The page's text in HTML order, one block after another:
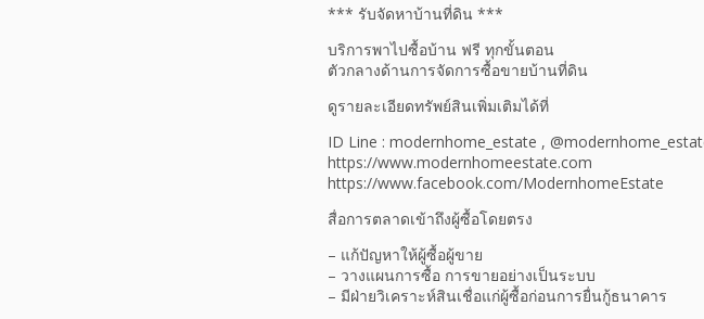
*** รับจัดหาบ้านที่ดิน ***
บริการพาไปซื้อบ้าน ฟรี ทุกขั้นตอน
ตัวกลางด้านการจัดการซื้อขายบ้านที่ดิน
ดูรายละเอียดทรัพย์สินเพิ่มเติมได้ที่
ID Line : modernhome_estate ,
https://www.modernhomeestate.com
https://www.facebook.com/ModernhomeEstate
สื่อการตลาดเข้าถึงผู้ซื้อโดยตรง
– แก้ปัญหาให้ผู้ซื้อผู้ขาย
– วางแผนการซื้อ การขายอย่างเป็นระบบ
– มีฝ่ายวิเคราะห์สินเชื่อแก่ผู้ซื้อก่อนการยื่นกู้ธนาคาร